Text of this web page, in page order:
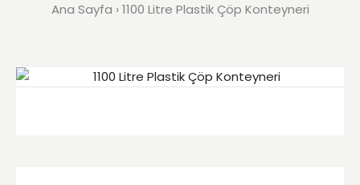
Ana Sayfa 1100 Litre Plastik Çöp Konteyneri